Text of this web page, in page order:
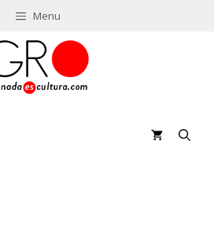
Menu